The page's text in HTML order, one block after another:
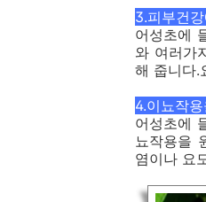
3.피부건
어성초에
와 여러가
해 줍니다.
4.이뇨작
어성초에
뇨작용을
염이나 요